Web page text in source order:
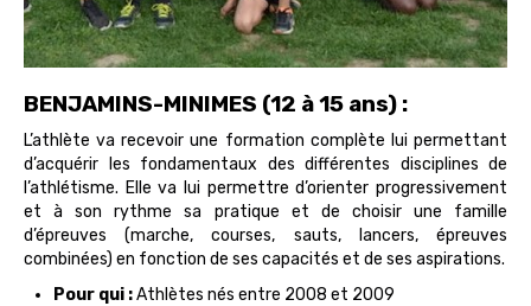
BENJAMINS-MINIMES (12 à 15 ans) :
L’athlète va recevoir une formation complète lui permettant
d’acquérir les fondamentaux des différentes disciplines de
l’athlétisme. Elle va lui permettre d’orienter progressivement
et à son rythme sa pratique et de choisir une famille
d’épreuves (marche, courses, sauts, lancers, épreuves
combinées) en fonction de ses capacités et de ses aspirations.
Pour qui :Athlètes nés entre 2008 et 2009